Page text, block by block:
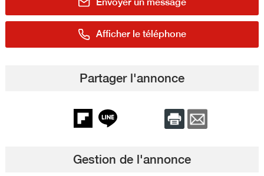
Afficher le téléphone
Partager l'annonce
Gestion de l'annonce